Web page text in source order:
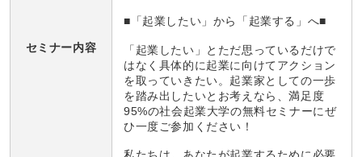
セミナー内容
■「起業したい」から「起業する」へ■
「起業したい」とただ思っているだけで
はなく具体的に起業に向けてアクション
を取っていきたい。起業家としての一歩
を踏み出したいとお考えなら、満足度
95%の社会起業大学の無料セミナーにぜ
ひ一度ご参加ください！